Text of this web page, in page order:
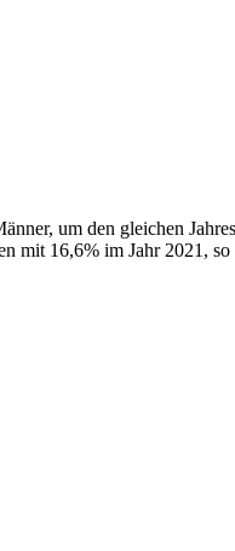
um den gleichen
mit 16,6% im Jahr 2021,